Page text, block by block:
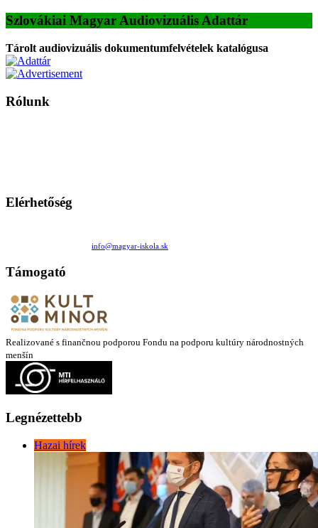
Szlovákiai Magyar Audiovizuális Adattár
Tárolt audiovizuális dokumentumfelvételek katalógusa
Rólunk
Elérhetőség
info@magyar-iskola.sk
Támogató
Realizované s finančnou podporou Fondu na podporu kultúry národnostných
menšín
Legnézettebb
Hazai hírek